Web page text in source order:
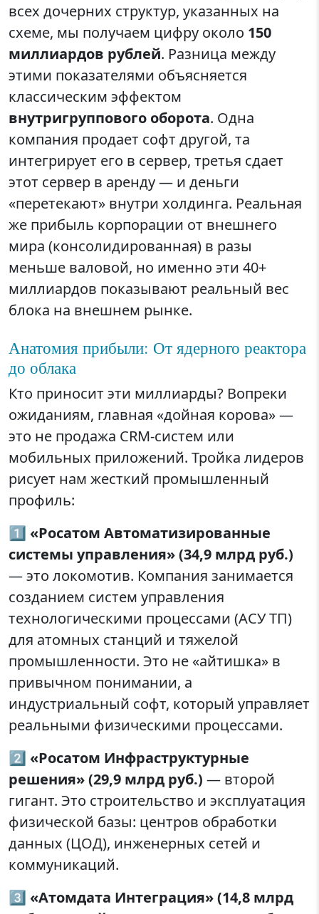
всех дочерних структур, указанных на
схеме, мы получаем цифру около 150
миллиардов рублей. Разница между
этими показателями объясняется
классическим эффектом
внутригруппового оборота. Одна
компания продает софт другой, та
интегрирует его в сервер, третья сдает
этот сервер в аренду — и деньги
«перетекают» внутри холдинга. Реальная
же прибыль корпорации от внешнего
мира (консолидированная) в разы
меньше валовой, но именно эти 40+
миллиардов показывают реальный вес
блока на внешнем рынке.
Анатомия прибыли: От ядерного реактора
до облака
Кто приносит эти миллиарды? Вопреки
ожиданиям, главная «дойная корова» —
это не продажа CRM-систем или
мобильных приложений. Тройка лидеров
рисует нам жесткий промышленный
профиль:
1️⃣ «Росатом Автоматизированные
системы управления» (34,9 млрд руб.)
— это локомотив. Компания занимается
созданием систем управления
технологическими процессами (АСУ ТП)
для атомных станций и тяжелой
промышленности. Это не «айтишка» в
привычном понимании, а
индустриальный софт, который управляет
реальными физическими процессами.
2️⃣ «Росатом Инфраструктурные
решения» (29,9 млрд руб.) — второй
гигант. Это строительство и эксплуатация
физической базы: центров обработки
данных (ЦОД), инженерных сетей и
коммуникаций.
3️⃣ «Атомдата Интеграция» (14,8 млрд